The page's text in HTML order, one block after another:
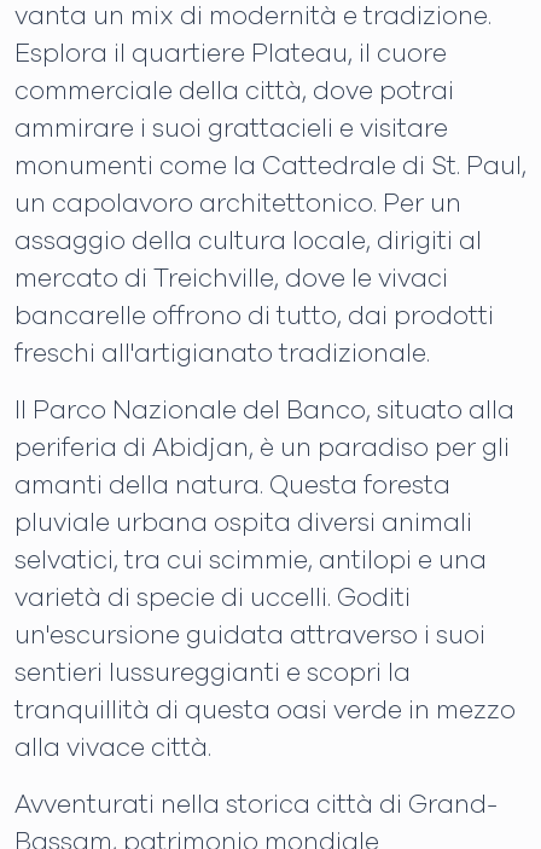
vanta un mix di modernità e tradizione.
Esplora il quartiere Plateau, il cuore
commerciale della città, dove potrai
ammirare i suoi grattacieli e visitare
monumenti come la Cattedrale di St. Paul,
un capolavoro architettonico. Per un
assaggio della cultura locale, dirigiti al
mercato di Treichville, dove le vivaci
bancarelle offrono di tutto, dai prodotti
freschi all'artigianato tradizionale.
Il Parco Nazionale del Banco, situato alla
periferia di Abidjan, è un paradiso per gli
amanti della natura. Questa foresta
pluviale urbana ospita diversi animali
selvatici, tra cui scimmie, antilopi e una
varietà di specie di uccelli. Goditi
un'escursione guidata attraverso i suoi
sentieri lussureggianti e scopri la
tranquillità di questa oasi verde in mezzo
alla vivace città.
Avventurati nella storica città di Grand-
Bassam, patrimonio mondiale